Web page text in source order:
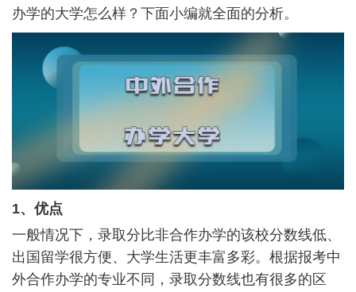
办学的大学怎么样？下面小编就全面的分析。
1、优点
一般情况下，录取分比非合作办学的该校分数线低、
出国留学很方便、大学生活更丰富多彩。根据报考中
外合作办学的专业不同，录取分数线也有很多的区